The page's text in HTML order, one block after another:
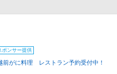
ポンサー提供
前がに料理 レストラン予約受付中！